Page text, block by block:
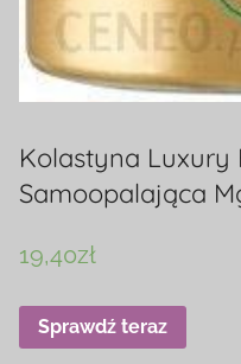
Kolastyna Luxury
Samoopalająca
19,40zł
Sprawdź teraz